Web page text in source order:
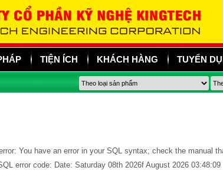
TIỆN ÍCH KHÁCH HÀNG TUYỂN
You have an error in your SQL syntax; check the manual
error code: Date: Saturday 08th 2026f August 2026 03:48:09